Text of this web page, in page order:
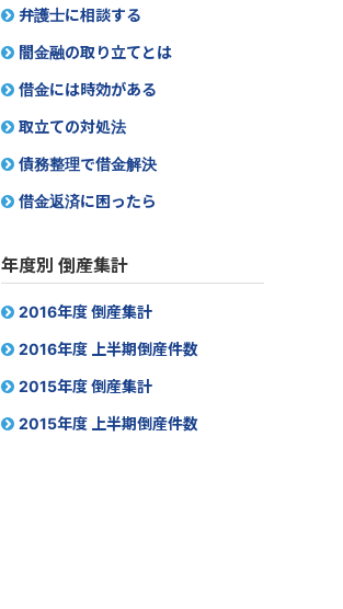
弁護士に相談する
闇金融の取り立てとは
借金には時効がある
取立ての対処法
債務整理で借金解決
借金返済に困ったら
年度別 倒産集計
2016年度 倒産集計
2016年度 上半期倒産件数
2015年度 倒産集計
2015年度 上半期倒産件数